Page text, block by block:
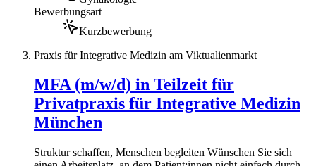
Bewerbungsart
Kurzbewerbung
Praxis für Integrative Medizin am Viktualienmarkt
MFA (m/w/d) in Teilzeit für
Privatpraxis für Integrative Medizin
München
Struktur schaffen, Menschen begleiten Wünschen Sie sich